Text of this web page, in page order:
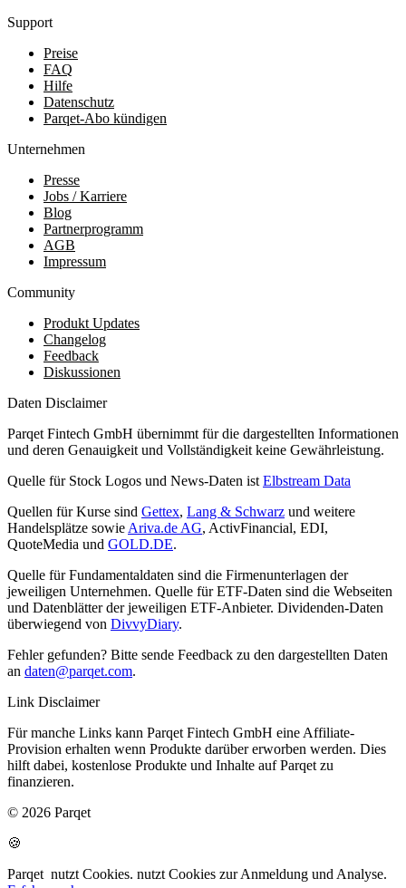
Support
Preise
FAQ
Hilfe
Datenschutz
Parqet-Abo kündigen
Unternehmen
Presse
Jobs / Karriere
Blog
Partnerprogramm
AGB
Impressum
Community
Produkt Updates
Changelog
Feedback
Diskussionen
Daten Disclaimer
Parqet Fintech GmbH übernimmt für die dargestellten Informationen
und deren Genauigkeit und Vollständigkeit keine Gewährleistung.
Quelle für Stock Logos und News-Daten ist Elbstream Data
Quellen für Kurse sind Gettex, Lang & Schwarz und weitere
Handelsplätze sowie Ariva.de AG, ActivFinancial, EDI,
QuoteMedia und GOLD.DE.
Quelle für Fundamentaldaten sind die Firmenunterlagen der
jeweiligen Unternehmen. Quelle für ETF-Daten sind die Webseiten
und Datenblätter der jeweiligen ETF-Anbieter. Dividenden-Daten
überwiegend von DivvyDiary.
Fehler gefunden? Bitte sende Feedback zu den dargestellten Daten
an daten@parqet.com.
Link Disclaimer
Für manche Links kann Parqet Fintech GmbH eine Affiliate-
Provision erhalten wenn Produkte darüber erworben werden. Dies
hilft dabei, kostenlose Produkte und Inhalte auf Parqet zu
finanzieren.
© 2026 Parqet
🍪
Parqet nutzt Cookies. nutzt Cookies zur Anmeldung und Analyse.